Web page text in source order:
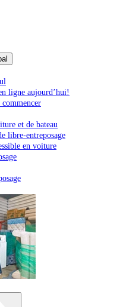
ligne aujourd’hui!
et de bateau
libre-entreposage
en voiture